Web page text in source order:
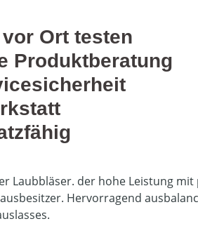
Ort testen
Produktberatung
Laubbläser. der hohe Leistung
Hervorragend